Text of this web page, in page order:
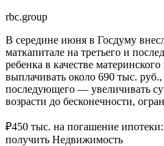
rbc.group
В середине июня в Госдуму
маткапитале на третьего и
ребенка в качестве
выплачивать около 690 тыс.
последующего — увеличивать
возрасти до бесконечности,
₽450 тыс. на погашение
получить Недвижимость